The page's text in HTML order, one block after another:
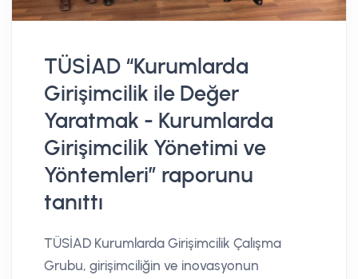
TÜSİAD “Kurumlarda
Girişimcilik ile Değer
Yaratmak - Kurumlarda
Girişimcilik Yönetimi ve
Yöntemleri” raporunu
tanıttı
TÜSİAD Kurumlarda Girişimcilik Çalışma
Grubu, girişimciliğin ve inovasyonun